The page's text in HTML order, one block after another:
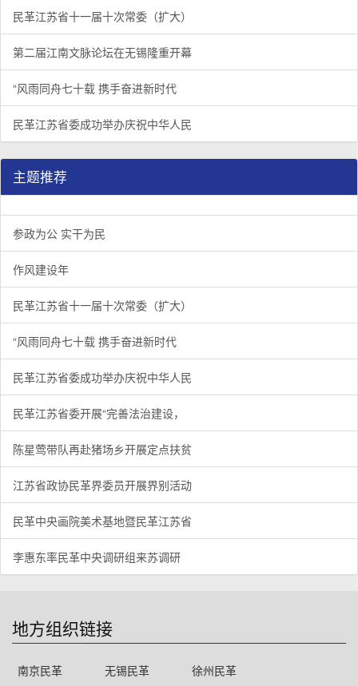
民革江苏省十一届十次常委（扩大）
第二届江南文脉论坛在无锡隆重开幕
“风雨同舟七十载 携手奋进新时代
民革江苏省委成功举办庆祝中华人民
主题推荐
参政为公 实干为民
作风建设年
民革江苏省十一届十次常委（扩大）
“风雨同舟七十载 携手奋进新时代
民革江苏省委成功举办庆祝中华人民
民革江苏省委开展“完善法治建设，
陈星莺带队再赴猪场乡开展定点扶贫
江苏省政协民革界委员开展界别活动
民革中央画院美术基地暨民革江苏省
李惠东率民革中央调研组来苏调研
地方组织链接
南京民革 无锡民革
徐州民革